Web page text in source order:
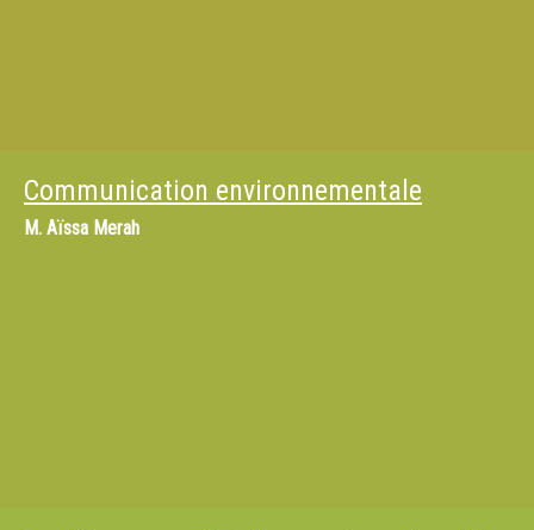
Communication environnementale
M. Aïssa Merah